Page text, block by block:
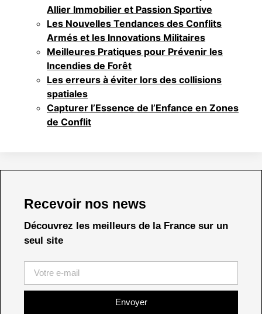
Allier Immobilier et Passion Sportive
Les Nouvelles Tendances des Conflits
Armés et les Innovations Militaires
Meilleures Pratiques pour Prévenir les
Incendies de Forêt
Les erreurs à éviter lors des collisions
spatiales
Capturer l’Essence de l’Enfance en Zones
de Conflit
Recevoir nos news
Découvrez les meilleurs de la France sur un
seul site
Envoyer